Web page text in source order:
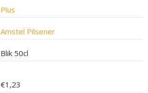
Plus
Amstel Pilsener
Blik 50cl
€1,23